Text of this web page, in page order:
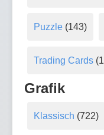
Puzzle(143)
Trading Cards
Grafik
Klassisch (722)